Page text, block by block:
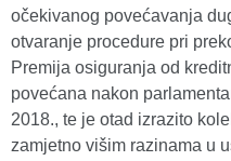
očekivanog povećavanja
otvaranje procedure pri
Premija osiguranja od
povećana nakon
2018., te je otad izrazito
zamjetno višim razinama u